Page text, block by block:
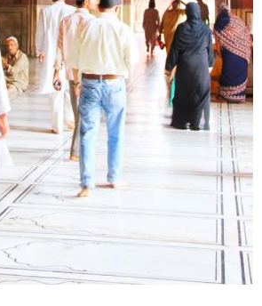
Abinci
Musulmin Gida
Addu’o’i da Zikirori
Tufafi